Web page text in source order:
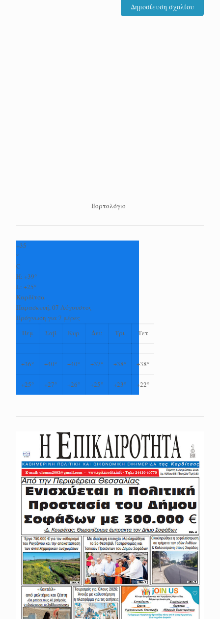
Εορτολόγιο
+35
°
C
H: +39°
L: +25°
Καρδίτσα
Παρασκευή, 07 Αύγουστος
Πρόγνωση για 7 μέρες
Πεμ
Σαβ Κυρ Δευ Τρι Τετ
+36° +40° +40° +37° +38° +38°
+25° +27° +26° +25° +23° +22°